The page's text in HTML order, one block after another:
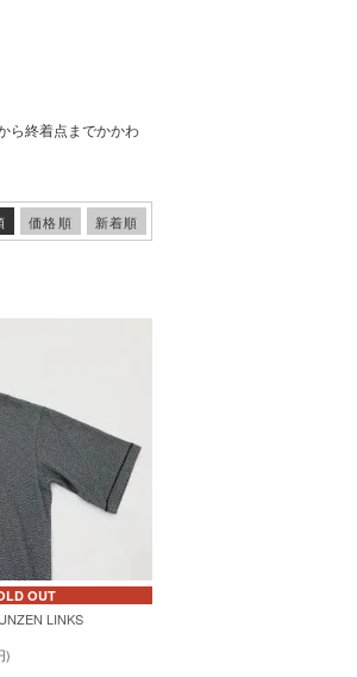
ら終着点までかかわ
価格順 新着順
OUT
LINKS
)